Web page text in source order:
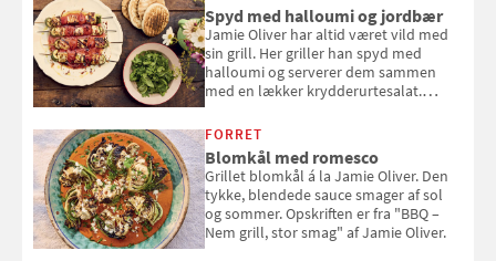
Spyd med halloumi og jordbær
Jamie Oliver har altid været vild med
sin grill. Her griller han spyd med
halloumi og serverer dem sammen
med en lækker krydderurtesalat.
smag" af Jamie Oliver.
FORRET
Blomkål med romesco
Grillet blomkål á la Jamie Oliver. Den
tykke, blendede sauce smager af sol
og sommer. Opskriften er fra "BBQ –
Nem grill, stor smag" af Jamie Oliver.